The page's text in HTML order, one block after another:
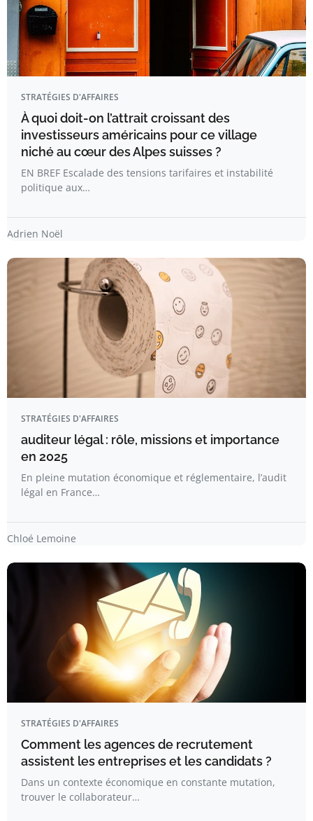
STRATÉGIES D'AFFAIRES
À quoi doit-on l’attrait croissant des
investisseurs américains pour ce village
niché au cœur des Alpes suisses ?
EN BREF Escalade des tensions tarifaires et instabilité
politique aux…
Adrien Noël
STRATÉGIES D'AFFAIRES
auditeur légal : rôle, missions et importance
en 2025
En pleine mutation économique et réglementaire, l’audit
légal en France…
Chloé Lemoine
STRATÉGIES D'AFFAIRES
Comment les agences de recrutement
assistent les entreprises et les candidats ?
Dans un contexte économique en constante mutation,
trouver le collaborateur…